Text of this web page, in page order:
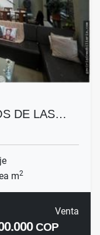
DE LAS…
m2
Venta
COP